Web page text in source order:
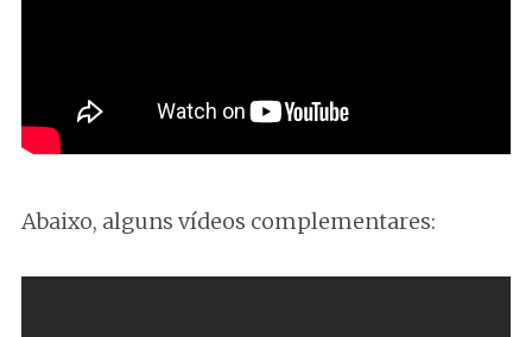
Abaixo, alguns vídeos complementares: